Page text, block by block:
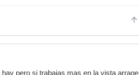
pero si trabajas mas en la vista arrage